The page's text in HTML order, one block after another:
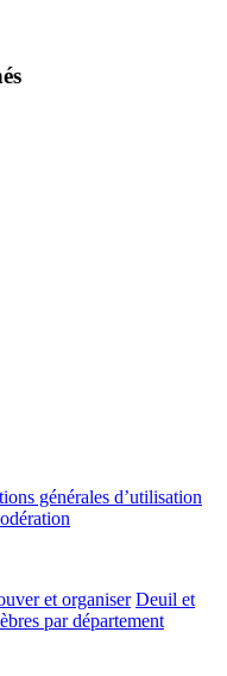
générales d’utilisation
et organiser Deuil et
par département